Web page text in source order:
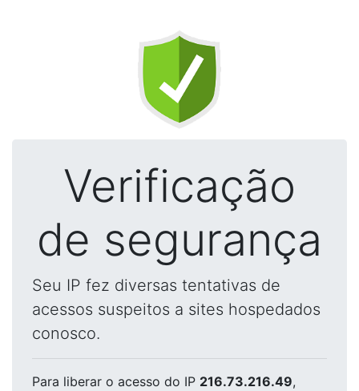
Verificação
de segurança
Seu IP fez diversas tentativas de
acessos suspeitos a sites hospedados
conosco.
Para liberar o acesso do IP 216.73.216.49,